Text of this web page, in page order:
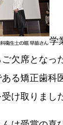
学
欠席となっ
る矯正歯科
け取りまし